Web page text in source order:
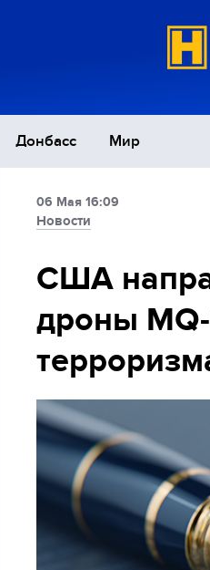
Донбасс Мир
06 Мая 16:09
Новости
США
дроны